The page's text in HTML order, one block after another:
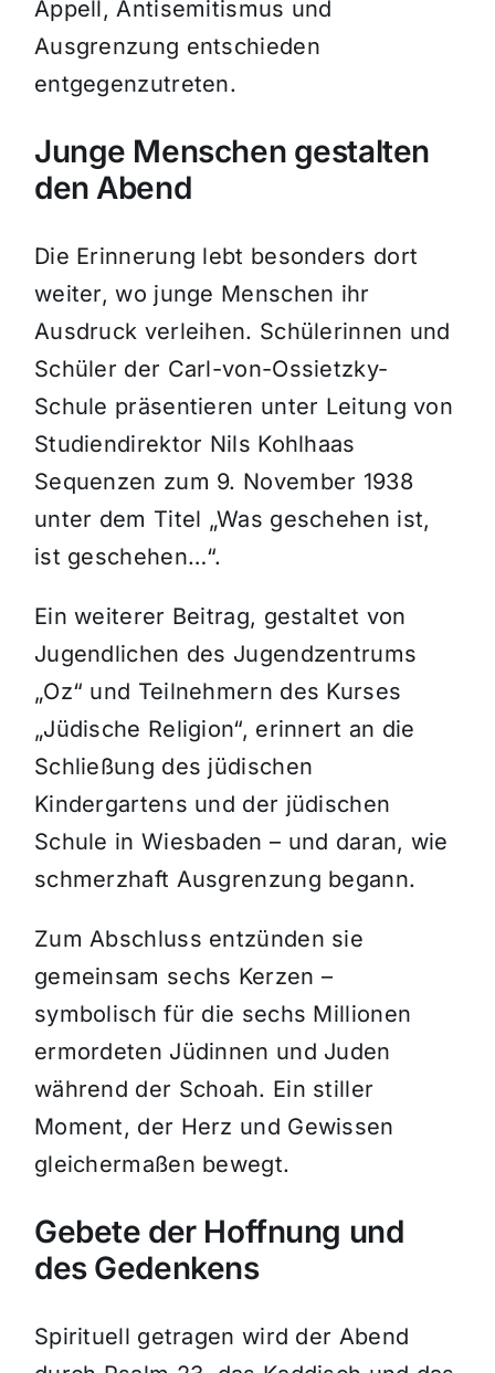
Appell, Antisemitismus und
Ausgrenzung entschieden
entgegenzutreten.
Junge Menschen gestalten
den Abend
Die Erinnerung lebt besonders dort
weiter, wo junge Menschen ihr
Ausdruck verleihen. Schülerinnen und
Schüler der Carl-von-Ossietzky-
Schule präsentieren unter Leitung von
Studiendirektor Nils Kohlhaas
Sequenzen zum 9. November 1938
unter dem Titel „Was geschehen ist,
ist geschehen…“.
Ein weiterer Beitrag, gestaltet von
Jugendlichen des Jugendzentrums
„Oz“ und Teilnehmern des Kurses
„Jüdische Religion“, erinnert an die
Schließung des jüdischen
Kindergartens und der jüdischen
Schule in Wiesbaden – und daran, wie
schmerzhaft Ausgrenzung begann.
Zum Abschluss entzünden sie
gemeinsam sechs Kerzen –
symbolisch für die sechs Millionen
ermordeten Jüdinnen und Juden
während der Schoah. Ein stiller
Moment, der Herz und Gewissen
gleichermaßen bewegt.
Gebete der Hoffnung und
des Gedenkens
Spirituell getragen wird der Abend